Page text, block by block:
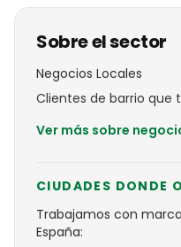
Sobre el sector
Negocios Locales
Clientes de barrio que
Ver más sobre
CIUDADES DONDE
Trabajamos con
España: